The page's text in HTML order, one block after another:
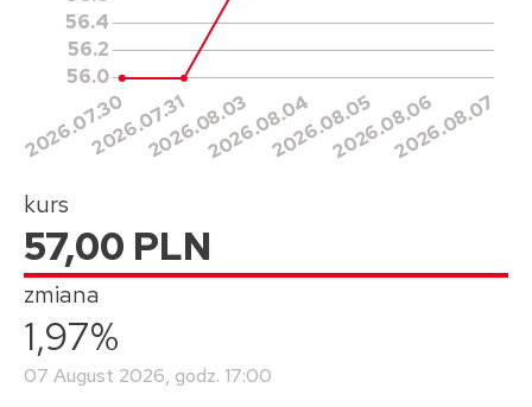
kurs
57,00 PLN
zmiana
1,97%
07 August 2026, godz. 17:00